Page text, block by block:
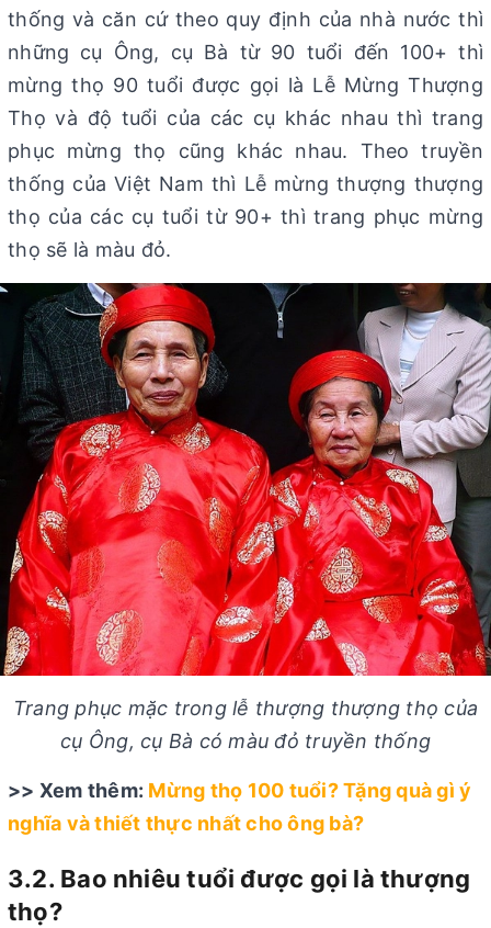
thống và căn cứ theo quy định của nhà nước thì
những cụ Ông, cụ Bà từ 90 tuổi đến 100+ thì
mừng thọ 90 tuổi được gọi là Lễ Mừng Thượng
Thọ và độ tuổi của các cụ khác nhau thì trang
phục mừng thọ cũng khác nhau. Theo truyền
thống của Việt Nam thì Lễ mừng thượng thượng
thọ của các cụ tuổi từ 90+ thì trang phục mừng
thọ sẽ là màu đỏ.
Trang phục mặc trong lễ thượng thượng thọ của
cụ Ông, cụ Bà có màu đỏ truyền thống
>> Xem thêm: Mừng thọ 100 tuổi? Tặng quà gì ý
nghĩa và thiết thực nhất cho ông bà?
3.2. Bao nhiêu tuổi được gọi là thượng
thọ?